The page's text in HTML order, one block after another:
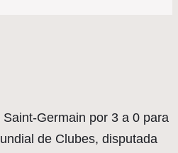
Germain por 3 a 0 para
de Clubes, disputada